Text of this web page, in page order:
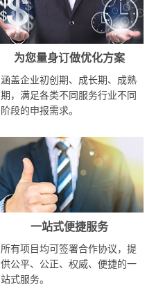
为您量身订做优化方案
涵盖企业初创期、成长期、成熟
期，满足各类不同服务行业不同
阶段的申报需求。
一站式便捷服务
所有项目均可签署合作协议，提
供公平、公正、权威、便捷的一
站式服务。